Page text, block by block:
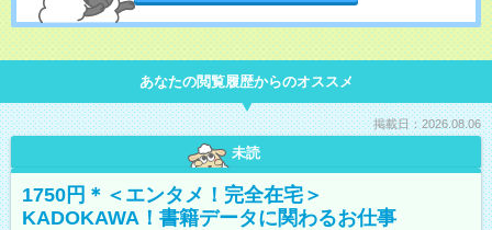
あなたの閲覧履歴からのオススメ
掲載日：2026.08.06
未読
1750円＊＜エンタメ！完全在宅＞
KADOKAWA！書籍データに関わるお仕事